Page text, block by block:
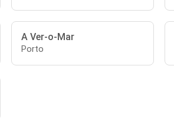
A Ver-o-Mar
Porto